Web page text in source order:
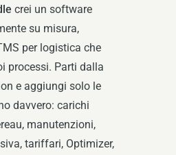
crei un software
su misura,
per logistica che
processi. Parti dalla
e aggiungi solo le
davvero: carichi
manutenzioni,
tariffari, Optimizer,